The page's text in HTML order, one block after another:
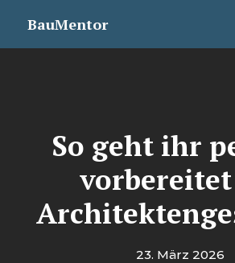
InhaltBauMentor
So geht ihr
23. März 2026